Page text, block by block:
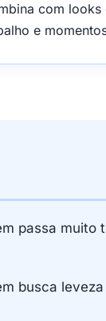
com looks
e
passa muito
busca